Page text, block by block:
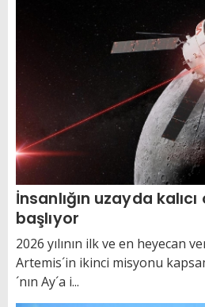
İnsanlığın uzayda
başlıyor
2026 yılının ilk ve en heyecan
Artemis´in ikinci misyonu
´nın Ay´a i...